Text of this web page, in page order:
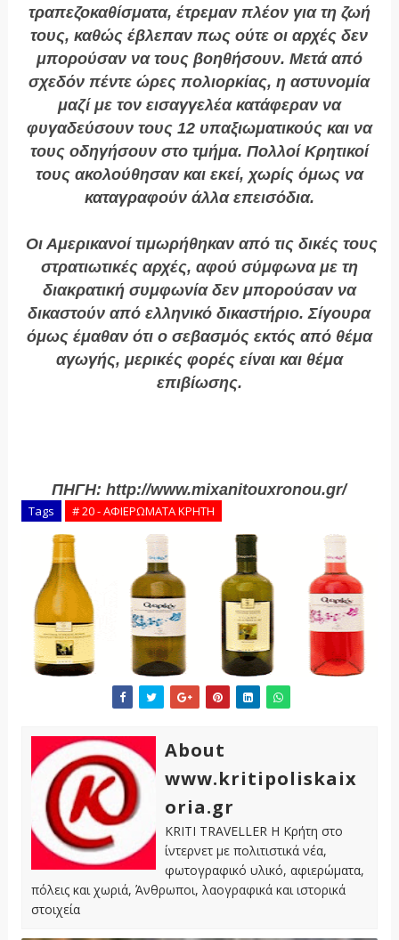
τραπεζοκαθίσματα, έτρεμαν πλέον για τη ζωή
τους, καθώς έβλεπαν πως ούτε οι αρχές δεν
μπορούσαν να τους βοηθήσουν. Μετά από
σχεδόν πέντε ώρες πολιορκίας, η αστυνομία
μαζί με τον εισαγγελέα κατάφεραν να
φυγαδεύσουν τους 12 υπαξιωματικούς και να
τους οδηγήσουν στο τμήμα. Πολλοί Κρητικοί
τους ακολούθησαν και εκεί, χωρίς όμως να
καταγραφούν άλλα επεισόδια.
Οι Αμερικανοί τιμωρήθηκαν από τις δικές τους
στρατιωτικές αρχές, αφού σύμφωνα με τη
διακρατική συμφωνία δεν μπορούσαν να
δικαστούν από ελληνικό δικαστήριο. Σίγουρα
όμως έμαθαν ότι ο σεβασμός εκτός από θέμα
αγωγής, μερικές φορές είναι και θέμα
επιβίωσης.
ΠΗΓΗ:http://www.mixanitouxronou.gr/
Tags # 20 - ΑΦΙΕΡΩΜΑΤΑ ΚΡΗΤΗ
About
www.kritipoliskaix
oria.gr
KRITI TRAVELLER Η Κρήτη στο
ίντερνετ με πολιτιστικά νέα,
φωτογραφικό υλικό, αφιερώματα,
πόλεις και χωριά, Άνθρωποι, λαογραφικά και ιστορικά
στοιχεία